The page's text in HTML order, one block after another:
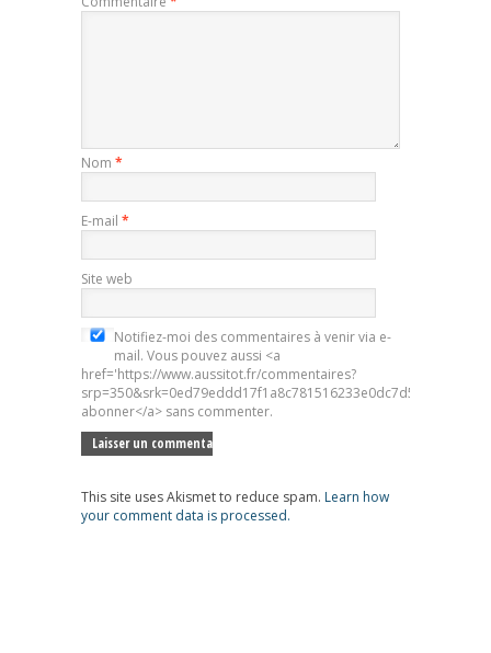
Nom *
E-mail *
Site web
Notifiez-moi des commentaires à venir via e-
mail. Vous pouvez aussi <a
href='https://www.aussitot.fr/commentaires?
abonner</a> sans commenter.
This site uses Akismet to reduce spam. Learn how
your comment data is processed.